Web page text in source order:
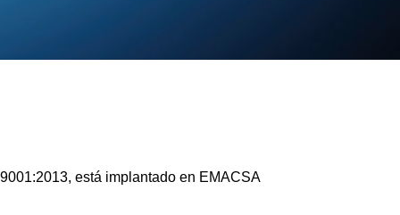
está implantado en EMACSA